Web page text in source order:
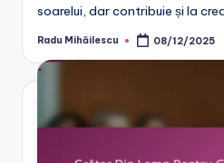
soarelui, dar contribuie și la
Posted
Radu Mihăilescu 08/12/2025